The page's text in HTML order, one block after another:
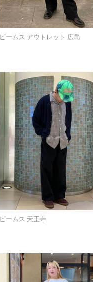
ビームス アウトレット 広島
ビームス 天王寺